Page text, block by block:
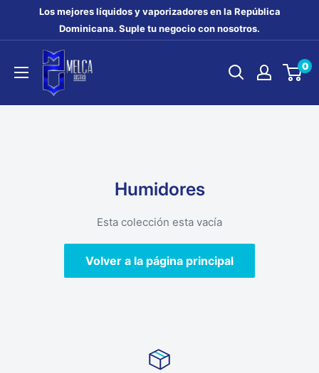
directamente
contenido
Los mejores líquidos y vaporizadores en la República
Dominicana. Suple tu negocio con nosotros.
MELCA
DISTRO
0
Humidores
Esta colección esta vacía
Volver a la página principal